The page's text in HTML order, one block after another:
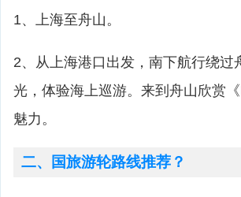
1、上海至舟山。
2、从上海港口出发，南下航行绕
光，体验海上巡游。来到舟山欣赏
魅力。
二、国旅游轮路线推荐？